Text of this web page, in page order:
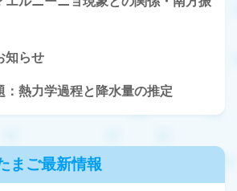
知らせ
：熱力学過程と降水量の推定
まご最新情報